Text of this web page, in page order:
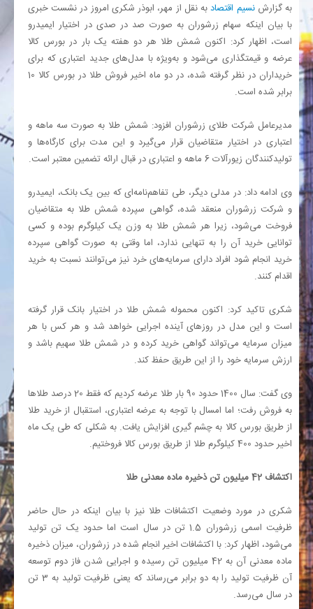
اقتصاد
خانه
به گزارشنسیم اقتصادبه نقل از مهر، ابوذر شکری امروز در نشست خبری
با بیان اینکه سهام زرشوران به صورت صد در صدی در اختیار ایمیدرو
است، اظهار کرد: اکنون شمش طلا هر دو هفته یک بار در بورس کالا
عرضه و قیمتگذاری می‌شود و به‌ویژه با مدل‌های جدید اعتباری که برای
خریداران در نظر گرفته شده، در دو ماه اخیر فروش طلا در بورس کالا 10
برابر شده است.
مدیرعامل شرکت طلای زرشوران افزود: شمش طلا به صورت سه ماهه و
اعتباری در اختیار متقاضیان قرار می‌گیرد و این مدت برای کارگاه‌ها و
تولیدکنندگان زیورآلات 6 ماهه و اعتباری در قبال ارائه تضمین معتبر است.
وی ادامه داد: در مدلی دیگر، طی تفاهم‌نامه‌ای که بین یک بانک، ایمیدرو
و شرکت زرشوران منعقد شده، گواهی سپرده شمش طلا به متقاضیان
فروخت می‌شود، زیرا هر شمش طلا به وزن یک کیلوگرم بوده و کسی
توانایی خرید آن را به تنهایی ندارد، اما وقتی به صورت گواهی سپرده
خرید انجام شود افراد دارای سرمایه‌های خرد نیز می‌توانند نسبت به خرید
اقدام کنند.
شکری تاکید کرد: اکنون محموله شمش طلا در اختیار بانک قرار گرفته
است و این مدل در روزهای آینده اجرایی خواهد شد و هر کس با هر
میزان سرمایه می‌تواند گواهی خرید کرده و در شمش طلا سهیم باشد و
ارزش سرمایه خود را از این طریق حفظ کند.
وی گفت: سال 1400 حدود 90 بار طلا عرضه کردیم که فقط 20 درصد طلاها
به فروش رفت؛ اما امسال با توجه به عرضه اعتباری، استقبال از خرید طلا
از طریق بورس کالا به چشم گیری افزایش یافت. به شکلی که طی یک ماه
اخیر حدود 400 کیلوگرم طلا از طریق بورس کالا فروختیم.
اکتشاف 42 میلیون تن ذخیره ماده معدنی طلا
شکری در مورد وضعیت اکتشافات طلا نیز با بیان اینکه در حال حاضر
ظرفیت اسمی زرشوران 1.5 تن در سال است اما حدود یک تن تولید
می‌شود، اظهار کرد: با اکتشافات اخیر انجام شده در زرشوران، میزان ذخیره
ماده معدنی آن به 42 میلیون تن رسیده و اجرایی شدن فاز دوم توسعه
آن ظرفیت تولید را به دو برابر می‌رساند که یعنی ظرفیت تولید به 3 تن
در سال می‌رسد.